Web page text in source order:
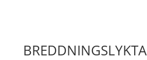
BREDDNINGSLYKTA